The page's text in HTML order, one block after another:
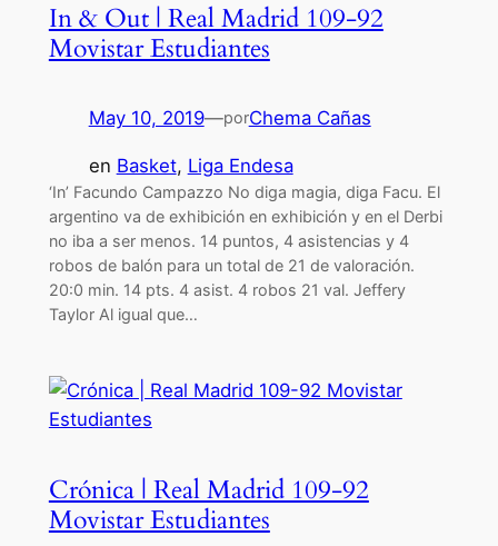
In & Out | Real Madrid 109-92
Movistar Estudiantes
May 10, 2019—porChema Cañas
en Basket, Liga Endesa
‘In’ Facundo Campazzo No diga magia, diga Facu. El
argentino va de exhibición en exhibición y en el Derbi
no iba a ser menos. 14 puntos, 4 asistencias y 4
robos de balón para un total de 21 de valoración.
20:0 min. 14 pts. 4 asist. 4 robos 21 val. Jeffery
Taylor Al igual que…
Crónica | Real Madrid 109-92
Movistar Estudiantes